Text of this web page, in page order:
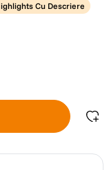
Cu Descriere